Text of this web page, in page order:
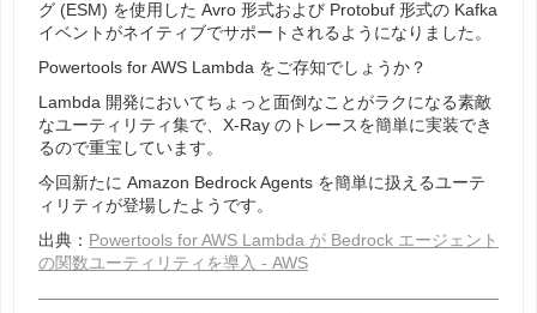
グ (ESM) を使用した Avro 形式および Protobuf 形式の Kafka
イベントがネイティブでサポートされるようになりました。
Powertools for AWS Lambda をご存知でしょうか？
Lambda 開発においてちょっと面倒なことがラクになる素敵
なユーティリティ集で、X-Ray のトレースを簡単に実装でき
るので重宝しています。
今回新たに Amazon Bedrock Agents を簡単に扱えるユーテ
ィリティが登場したようです。
出典： Powertools for AWS Lambda が Bedrock エージェント
の関数ユーティリティを導入 - AWS